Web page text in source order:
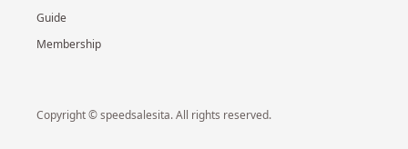
Guide
Membership
Copyright © speedsalesita. All rights reserved.